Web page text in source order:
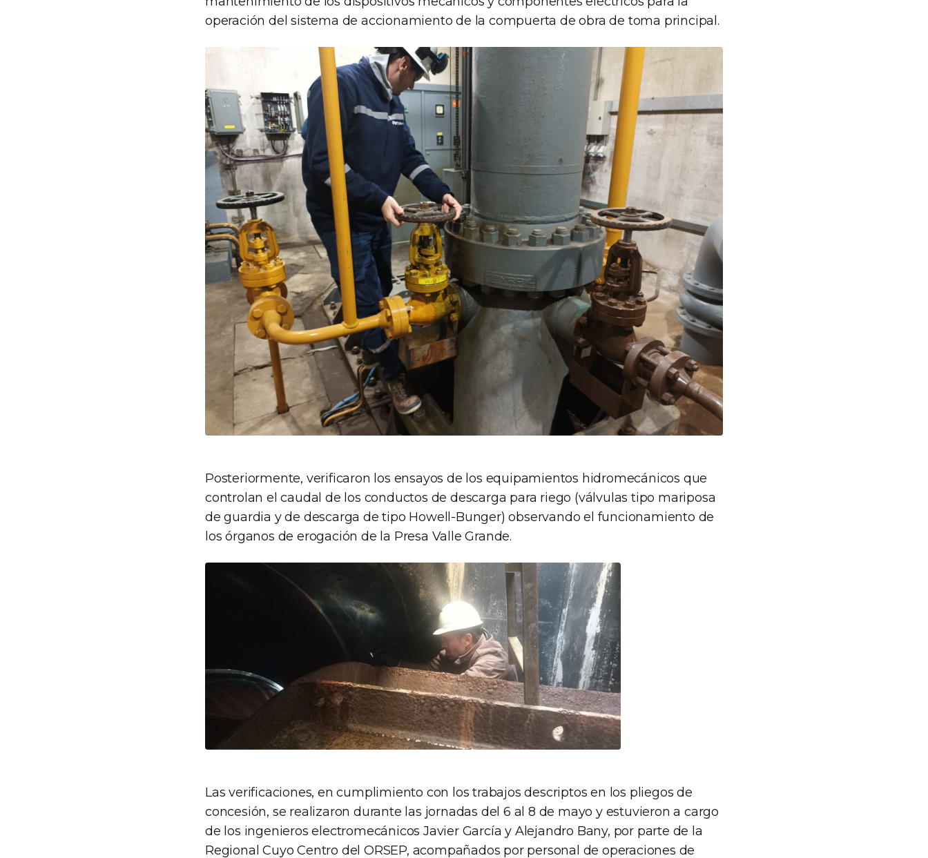
operación del sistema de accionamiento de la compuerta de obra de toma principal.
Posteriormente, verificaron los ensayos de los equipamientos hidromecánicos que
controlan el caudal de los conductos de descarga para riego (válvulas tipo mariposa
de guardia y de descarga de tipo Howell-Bunger) observando el funcionamiento de
los órganos de erogación de la Presa Valle Grande.
Las verificaciones, en cumplimiento con los trabajos descriptos en los pliegos de
concesión, se realizaron durante las jornadas del 6 al 8 de mayo y estuvieron a cargo
de los ingenieros electromecánicos Javier García y Alejandro Bany, por parte de la
Regional Cuyo Centro del ORSEP, acompañados por personal de operaciones de